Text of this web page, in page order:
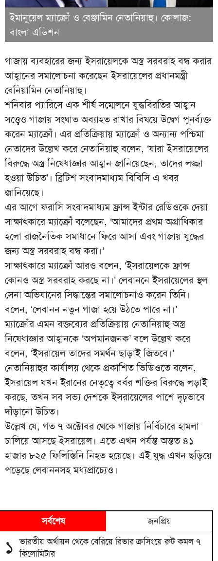
ইমানুয়েল ম্যাক্রোঁ ও বেঞ্জামিন নেতানিয়াহু। কোলাজ:
বাংলা এডিশন
গাজায় ব্যবহারের জন্য ইসরায়েলকে অস্ত্র সরবরাহ বন্ধ করার
আহ্বানের সমালোচনা করেছেন ইসরায়েলের প্রধানমন্ত্রী
বেনিয়ামিন নেতানিয়াহু।
শনিবার প্যারিসে এক শীর্ষ সম্মেলনে যুদ্ধবিরতির আহ্বান
সত্ত্বেও গাজায় সংঘাত অব্যাহত রাখার বিষয়ে উদ্বেগ পুনর্ব্যক্ত
করেন ম্যাক্রোঁ। এর প্রতিক্রিয়ায় ম্যাক্রোঁ ও অন্যান্য পশ্চিমা
নেতাদের উল্লেখ করে নেতানিয়াহু বলেন, ‘যারা ইসরায়েলের
বিরুদ্ধে অস্ত্র নিষেধাজ্ঞার আহ্বান জানিয়েছেন, তাদের লজ্জা
হওয়া উচিত’। ব্রিটিশ সংবাদমাধ্যম বিবিসি এ খবর
জানিয়েছে।
এর আগে ফরাসি সংবাদমাধ্যম ফ্রান্স ইন্টার রেডিওকে দেয়া
সাক্ষাৎকারে ম্যাক্রোঁ বলেছেন, ‘আমাদের প্রথম অগ্রাধিকার
হলো রাজনৈতিক সমাধানে ফিরে আসা এবং গাজায় যুদ্ধের
জন্য অস্ত্র সরবরাহ বন্ধ করা।’
সাক্ষাৎকারে ম্যাক্রোঁ আরও বলেন, ‘ইসরায়েলকে ফ্রান্স
কোনও অস্ত্র সরবরাহ করছে না।’ লেবাননে ইসরায়েলের স্থল
সেনা অভিযানের সিদ্ধান্তের সমালোচনাও করেন তিনি।
বলেন, ‘লেবানন নতুন গাজা হয়ে উঠতে পারে না।’
ম্যাক্রোঁর এমন বক্তব্যের প্রতিক্রিয়ায় নেতানিয়াহু অস্ত্র
নিষেধাজ্ঞার আহ্বানকে ‘অপমানজনক’ বলে উল্লেখ করে
বলেন, ‘ইসরায়েল তাদের সমর্থন ছাড়াই জিতবে।’
নেতানিয়াহুর কার্যালয় থেকে প্রকাশিত ভিডিওতে বলেন,
ইসরায়েল যখন ইরানের নেতৃত্বে বর্বর শক্তির বিরুদ্ধে লড়াই
করছে, তখন সব সভ্য দেশকে ইসরায়েলের পাশে দৃঢ়ভাবে
দাঁড়ানো উচিত।
উল্লেখ যে, গত ৭ অক্টোবর থেকে গাজায় নির্বিচারে হামলা
চালিয়ে আসছে ইসরায়েল। এতে এখন পর্যন্ত অন্তত ৪১
হাজার ৮২৫ ফিলিস্তিনি নিহত হয়েছে। এই যুদ্ধ এখন ছড়িয়ে
পড়েছে লেবাননসহ মধ্যপ্রাচ্যেও।
সর্বশেষ জনপ্রিয়
১ ভারতীয় অর্থায়ন থেকে বেরিয়ে রিভার ক্রসিংয়ে রুট কমল ৭
কিলোমিটার